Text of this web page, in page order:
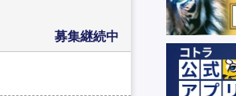
募集継続中